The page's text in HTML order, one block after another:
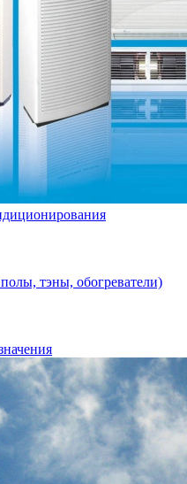
тэны, обогреватели)